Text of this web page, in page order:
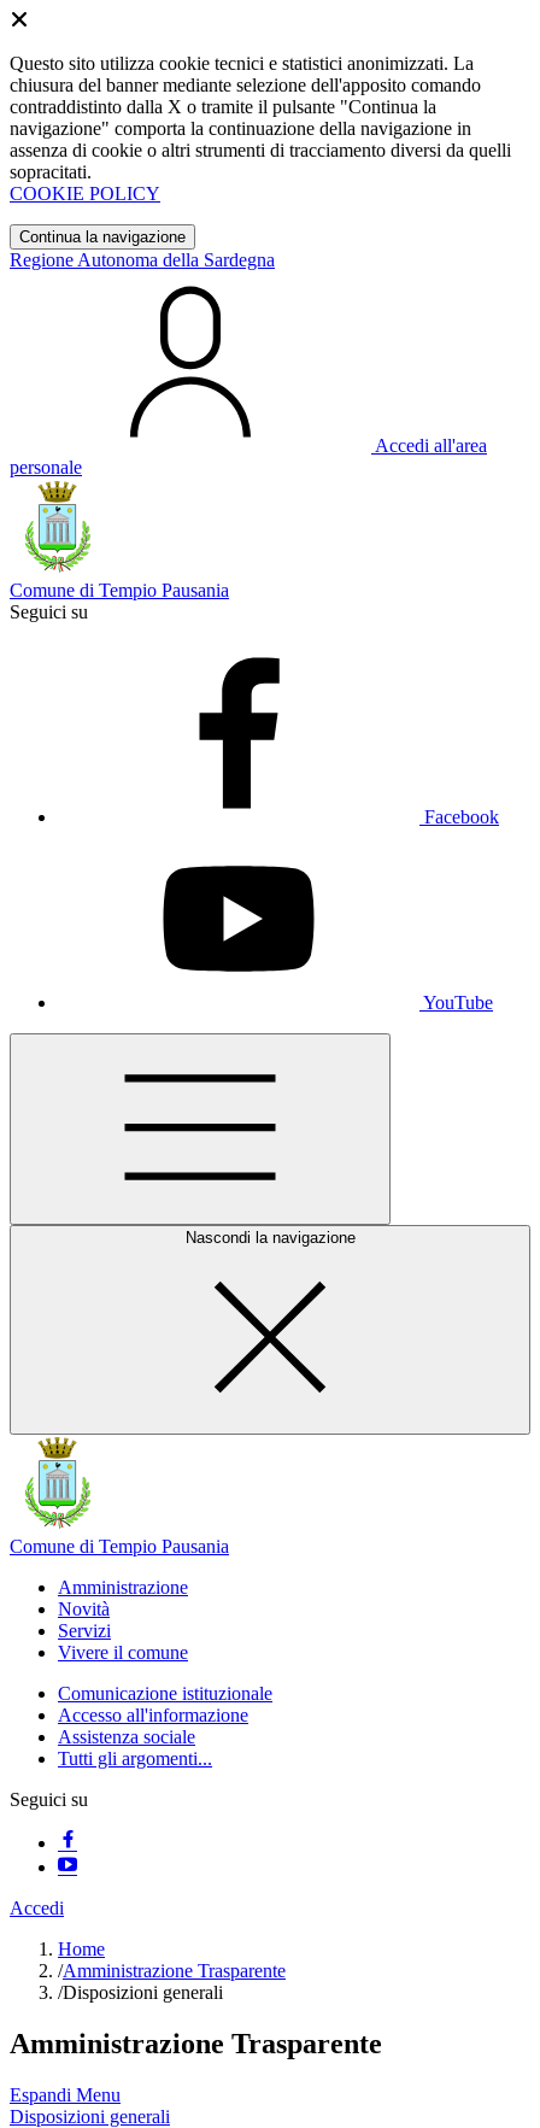
Questo sito utilizza cookie tecnici e statistici anonimizzati. La
chiusura del banner mediante selezione dell'apposito comando
contraddistinto dalla X o tramite il pulsante "Continua la
navigazione" comporta la continuazione della navigazione in
assenza di cookie o altri strumenti di tracciamento diversi da quelli
sopracitati.
COOKIE POLICY
Continua la navigazione
Regione Autonoma della Sardegna
Accedi all'area
personale
Comune di Tempio Pausania
Seguici su
Facebook
YouTube
Nascondi la navigazione
Comune di Tempio Pausania
Amministrazione
Novità
Servizi
Vivere il comune
Comunicazione istituzionale
Accesso all'informazione
Assistenza sociale
Tutti gli argomenti...
Seguici su
Accedi
Home
/Amministrazione Trasparente
/Disposizioni generali
Amministrazione Trasparente
Espandi Menu
Disposizioni generali